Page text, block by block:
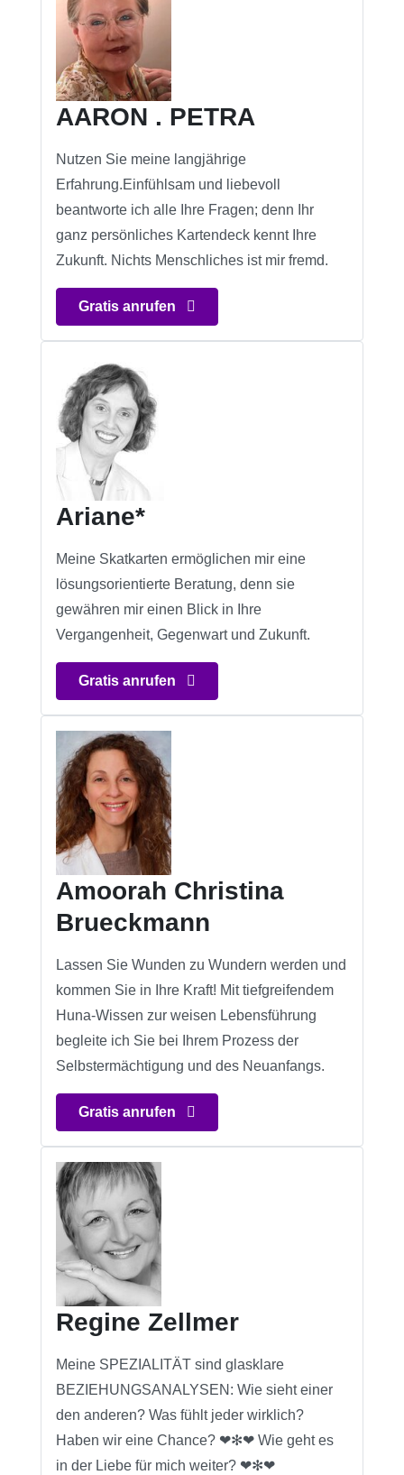
AARON . PETRA
Nutzen Sie meine langjährige
Erfahrung.Einfühlsam und liebevoll
beantworte ich alle Ihre Fragen; denn Ihr
ganz persönliches Kartendeck kennt Ihre
Zukunft. Nichts Menschliches ist mir fremd.
Gratis anrufen
Ariane*
Meine Skatkarten ermöglichen mir eine
lösungsorientierte Beratung, denn sie
gewähren mir einen Blick in Ihre
Vergangenheit, Gegenwart und Zukunft.
Gratis anrufen
Amoorah Christina
Brueckmann
Lassen Sie Wunden zu Wundern werden und
kommen Sie in Ihre Kraft! Mit tiefgreifendem
Huna-Wissen zur weisen Lebensführung
begleite ich Sie bei Ihrem Prozess der
Selbstermächtigung und des Neuanfangs.
Gratis anrufen
Regine Zellmer
Meine SPEZIALITÄT sind glasklare
BEZIEHUNGSANALYSEN: Wie sieht einer
den anderen? Was fühlt jeder wirklich?
Haben wir eine Chance? ❤✻❤ Wie geht es
in der Liebe für mich weiter? ❤✻❤